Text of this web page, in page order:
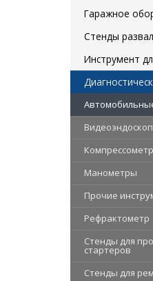
Гаражное
Стенды
Инструмент
Манометры
Прочие
Рефрактометр
Стенды для
стартеров
Стенды для